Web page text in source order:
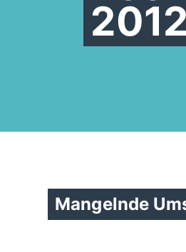
2012
Mangelnde